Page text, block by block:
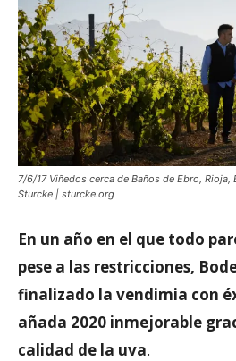
7/6/17 Viñedos cerca de Baños de Ebro, Rioja,
Sturcke | sturcke.org
En un año en el que todo
pese a las restricciones,
finalizado la vendimia con
añada 2020 inmejorable
calidad de la uva.